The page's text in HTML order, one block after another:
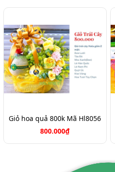
Giỏ hoa quả 800k Mã Hl8056
800.000₫